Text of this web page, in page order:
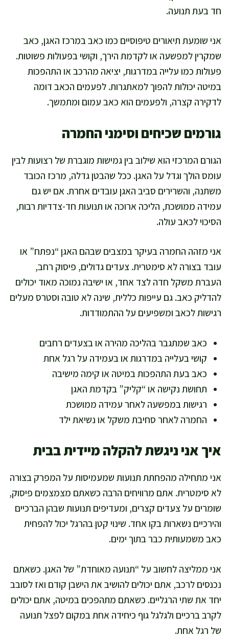
חד בעת תנועה.
אני שומעת תיאורים טיפוסיים כמו כאב במרכז האגן, כאב
שמקרין למפשעה או לקדמת הירך, וקושי בפעולות פשוטות.
פעולות כמו עלייה במדרגות, יציאה מהרכב או התהפכות
במיטה יכולות להפוך למאתגרות. לפעמים הכאב דומה
לדקירה קצרה, ולפעמים הוא כאב עמום ומתמשך.
גורמים שכיחים וסימני החמרה
הגורם המרכזי הוא שילוב בין גמישות מוגברת של רצועות לבין
עומס הולך וגדל על האגן. ככל שהבטן גדלה, מרכז הכובד
משתנה, והשרירים סביב האגן עובדים אחרת. אם יש גם
עמידה ממושכת, הליכה ארוכה או תנועות חד-צדדיות רבות,
הסיכוי לכאב עולה.
אני מזהה החמרה בעיקר במצבים שבהם האגן “נפתח” או
עובד בצורה לא סימטרית. צעדים גדולים, פיסוק רחב,
העברת משקל חדה לצד אחד, או ישיבה נמוכה מאוד יכולים
להדליק כאב. גם עייפות כללית, שינה לא טובה וסטרס מעלים
רגישות לכאב ומשפיעים על ההתמודדות.
כאב שמתגבר בהליכה מהירה או בצעדים רחבים
קושי בעלייה במדרגות או בעמידה על רגל אחת
כאב בעת התהפכות במיטה או קימה מישיבה
תחושת נקישה או “קליק” בקדמת האגן
רגישות במפשעה לאחר עמידה ממושכת
החמרה לאחר סחיבת משקל או נשיאת ילד
איך אני ניגשת להקלה מיידית בבית
אני מתחילה מהפחתת תנועות שמעמיסות על המפרק בצורה
לא סימטרית. אתם מרוויחים הרבה כשאתם מצמצמים פיסוק,
שומרים על צעדים קצרים, ומעדיפים תנועות שבהן הברכיים
והירכיים נשארות בקו אחד. שינוי קטן בהרגל יכול להפחית
כאב משמעותית כבר בתוך ימים.
אני ממליצה לחשוב על “תנועה מאוחדת” של האגן. כשאתם
נכנסים לרכב, אתם יכולים להושיב את הישבן קודם ואז לסובב
יחד את שתי הרגליים. כשאתם מתהפכים במיטה, אתם יכולים
לקרב ברכיים ולגלגל גוף כיחידה אחת במקום לפצל תנועה
של רגל אחת.